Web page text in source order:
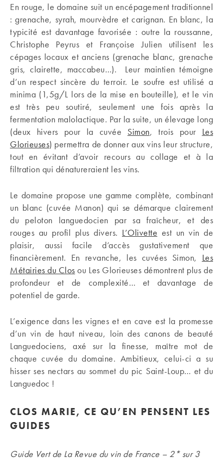
En rouge, le domaine suit un encépagement traditionnel
: grenache, syrah, mourvèdre et carignan. En blanc, la
typicité est davantage favorisée : outre la roussanne,
Christophe Peyrus et Françoise Julien utilisent les
cépages locaux et anciens (grenache blanc, grenache
gris, clairette, maccabeu…). Leur maintien témoigne
d’un respect sincère du terroir. Le soufre est utilisé a
minima (1,5g/L lors de la mise en bouteille), et le vin
est très peu soutiré, seulement une fois après la
fermentation malolactique. Par la suite, un élevage long
(deux hivers pour la cuvée Simon, trois pour Les
Glorieuses) permettra de donner aux vins leur structure,
tout en évitant d’avoir recours au collage et à la
filtration qui dénatureraient les vins.
Le domaine propose une gamme complète, combinant
un blanc (cuvée Manon) qui se démarque clairement
du peloton languedocien par sa fraîcheur, et des
rouges au profil plus divers. L’Olivette est un vin de
plaisir, aussi facile d’accès gustativement que
financièrement. En revanche, les cuvées Simon, Les
Métairies du Clos ou Les Glorieuses démontrent plus de
profondeur et de complexité… et davantage de
potentiel de garde.
L’exigence dans les vignes et en cave est la promesse
d’un vin de haut niveau, loin des canons de beauté
Languedociens, axé sur la finesse, maître mot de
chaque cuvée du domaine. Ambitieux, celui-ci a su
hisser ses nectars au sommet du pic Saint-Loup… et du
Languedoc !
CLOS MARIE, CE QU’EN PENSENT LES
GUIDES
Guide Vert de La Revue du vin de France – 2* sur 3